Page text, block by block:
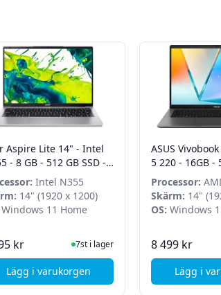
5 210H - 16 GB - 512GB SSD - Win 11 Home
Aspire Lite 14" - Intel
- 8 GB - 512 GB SSD -
HomeIntel N355
14" (1920 x 1200)
Windows 11 Home
kr I Lager7st i lager
Lägg i varukorgen, Acer Aspire Lite 14" - Intel N355 - 8
ASUS
5 220 - 16GB -
Windows 11
Processor:
220
Skärm: 14"
OS: Windows
8 499 kr
Lägg i